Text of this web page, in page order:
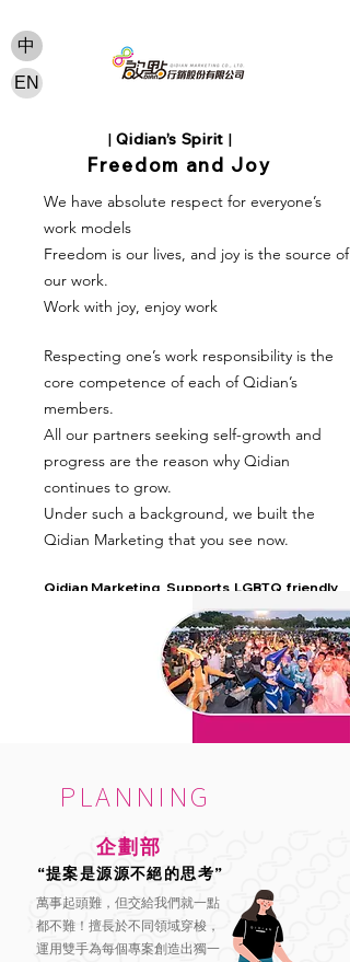
中
EN
|Qidian’s Spirit |​
Freedom and Joy
We have absolute respect for everyone’s
work models
Freedom is our lives, and joy is the source of
our work.
Work with joy, enjoy work
Respecting one’s work responsibility is the
core competence of each of Qidian’s
members.
All our partners seeking self-growth and
progress are the reason why Qidian
continues to grow.
Under such a background, we built the
Qidian Marketing that you see now.
Qidian Marketing Supports LGBTQ friendly
PLANNING
企劃部
“提案是源源不絕的思考”
萬事起頭難，但交給我們就一點
都不難！擅長於不同領域穿梭，
運用雙手為每個專案創造出獨一